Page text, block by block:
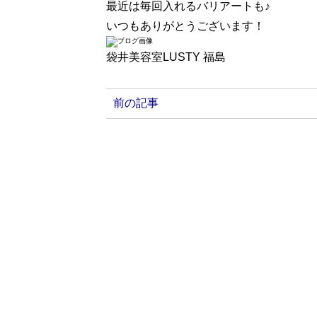
最近は毎回入れるバリアートも♪
いつもありがとうございます！
袋井美容室LUSTY 福島
前の記事